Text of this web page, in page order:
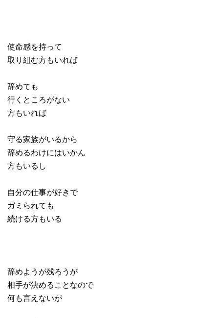
使命感を持って
取り組む方もいれば
辞めても
行くところがない
方もいれば
守る家族がいるから
辞めるわけにはいかん
方もいるし
自分の仕事が好きで
ガミられても
続ける方もいる
辞めようが残ろうが
相手が決めることなので
何も言えないが